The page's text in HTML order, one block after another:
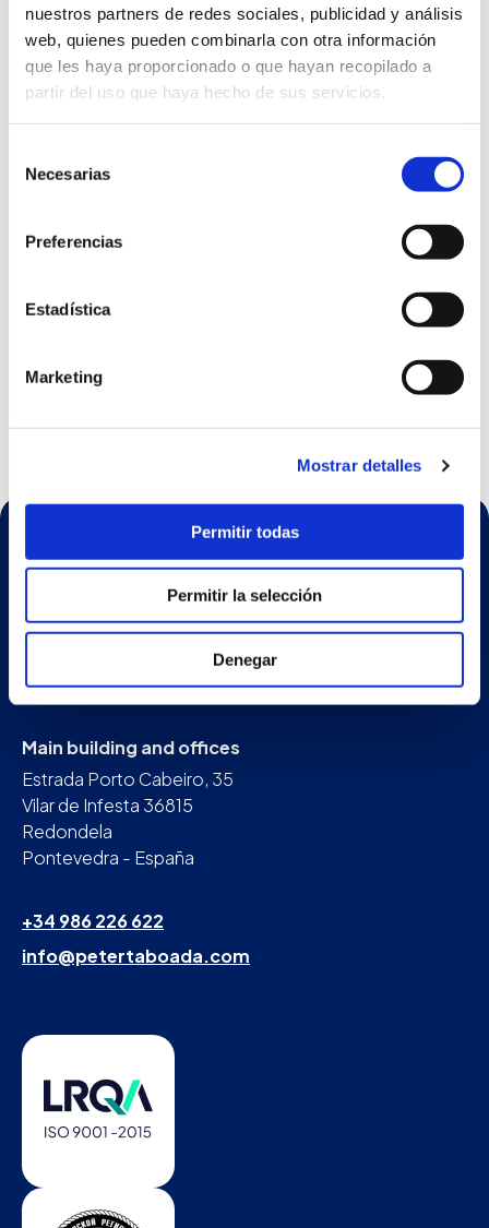
nuestros partners de redes sociales, publicidad y análisis
web, quienes pueden combinarla con otra información
que les haya proporcionado o que hayan recopilado a
partir del uso que haya hecho de sus servicios.
Necesarias
Preferencias
Estadística
Marketing
Mostrar detalles
Permitir todas
Permitir la selección
Denegar
INDUSTRIAL
Project Iraq
Project Thermosolar
Main building and offices
Estrada Porto Cabeiro, 35
Vilar de Infesta 36815
Redondela
Pontevedra - España
+34 986 226 622
info@petertaboada.com